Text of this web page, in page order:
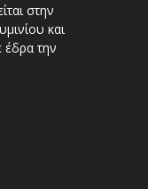
στην
και
έδρα την